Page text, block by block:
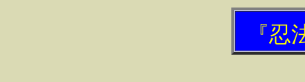
『忍
★山田風太郎の